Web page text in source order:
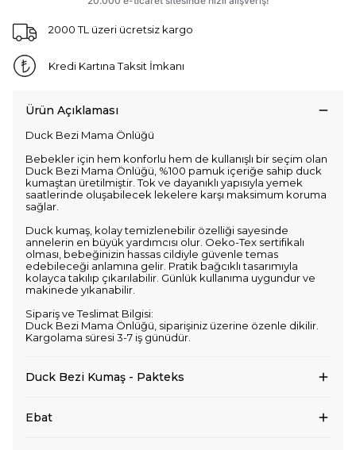
2000 TL üzeri ücretsiz kargo
Kredi Kartına Taksit İmkanı
Ürün Açıklaması
Duck Bezi Mama Önlüğü
Bebekler için hem konforlu hem de kullanışlı bir seçim olan
Duck Bezi Mama Önlüğü, %100 pamuk içeriğe sahip duck
kumaştan üretilmiştir. Tok ve dayanıklı yapısıyla yemek
saatlerinde oluşabilecek lekelere karşı maksimum koruma
sağlar.
Duck kumaş, kolay temizlenebilir özelliği sayesinde
annelerin en büyük yardımcısı olur. Oeko-Tex sertifikalı
olması, bebeğinizin hassas cildiyle güvenle temas
edebileceği anlamına gelir. Pratik bağcıklı tasarımıyla
kolayca takılıp çıkarılabilir. Günlük kullanıma uygundur ve
makinede yıkanabilir.
Sipariş ve Teslimat Bilgisi:
Duck Bezi Mama Önlüğü, siparişiniz üzerine özenle dikilir.
Kargolama süresi 3-7 iş günüdür.
Duck Bezi Kumaş - Pakteks
Ebat